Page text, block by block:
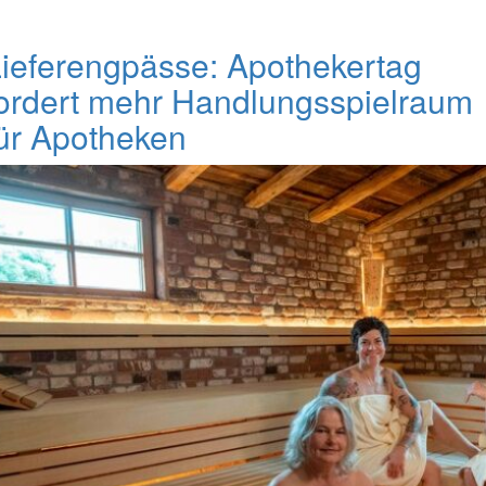
Apothekertag
mehr Handlungsspielraum
Apotheken